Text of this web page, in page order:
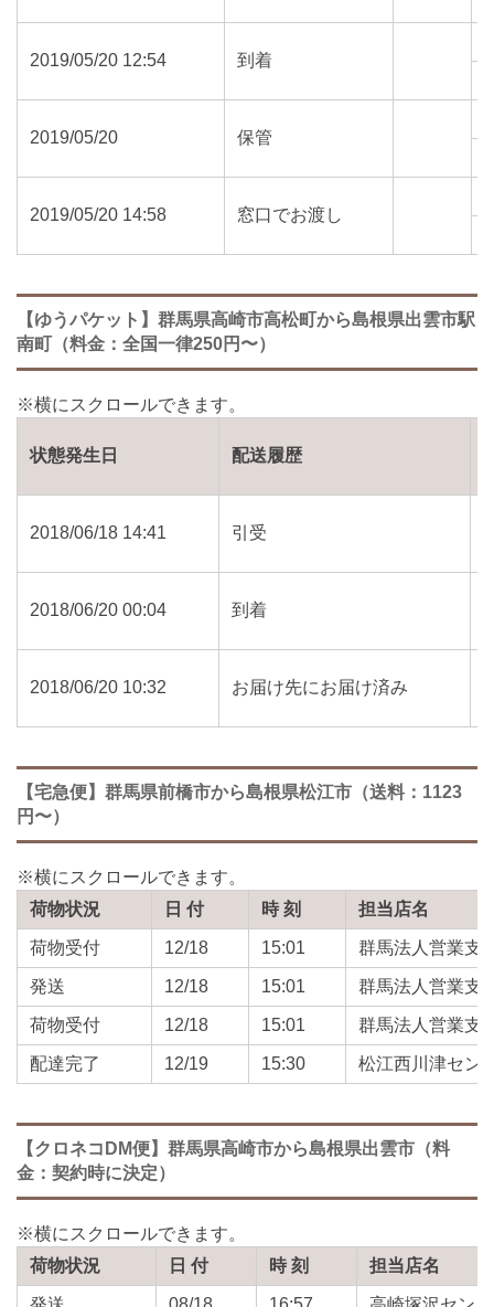
2019/05/20 12:54 到着
2019/05/20 保管
2019/05/20 14:58 窓口でお渡し
【ゆうパケット】群馬県高崎市高松町から島根県出雲市駅
南町（料金：全国一律250円〜）
状態発生日 配送履歴
2018/06/18 14:41 引受
2018/06/20 00:04 到着
2018/06/20 10:32 お届け先にお届け済み
【宅急便】群馬県前橋市から島根県松江市（送料：1123
円〜）
荷物状況 日 付 時 刻 担当店名
荷物受付 12/18 15:01 群馬法人営業支
発送 12/18 15:01 群馬法人営業支
荷物受付 12/18 15:01 群馬法人営業支
配達完了 12/19 15:30 松江西川津セン
【クロネコDM便】群馬県高崎市から島根県出雲市（料
金：契約時に決定）
荷物状況 日 付 時 刻 担当店名